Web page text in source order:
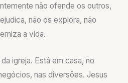
não ofende os outros,
não os explora, não
a vida.
igreja. Está em casa, no
nas diversões. Jesus